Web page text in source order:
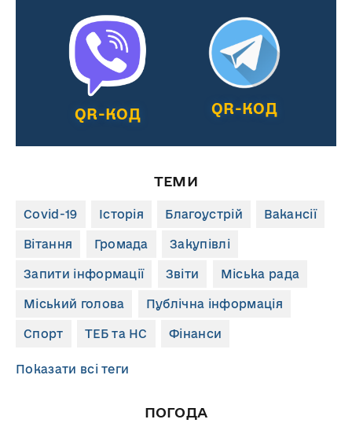
QR-КОД QR-КОД
ТЕМИ
Covid-19 Історія Благоустрій Вакансії
Вітання Громада Закупівлі
Запити інформації Звіти Міська рада
Міський голова Публічна інформація
Спорт ТЕБ та НС Фінанси
Показати всі теги
ПОГОДА